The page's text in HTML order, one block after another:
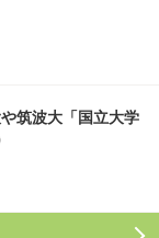
筑波大「国立大学